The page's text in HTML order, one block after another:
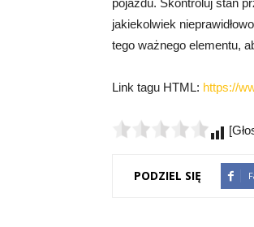
jakiekolwiek
tego ważnego elementu,
Link tagu HTML: https://
PODZIEL SIĘ